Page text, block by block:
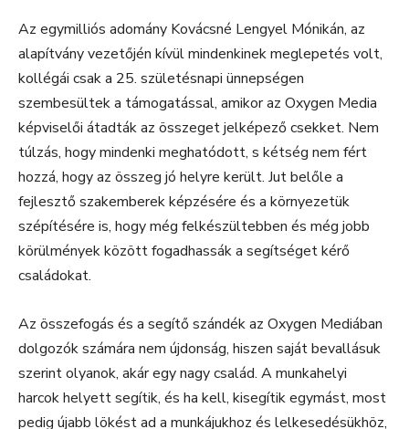
Az egymilliós adomány Kovácsné Lengyel Mónikán, az
alapítvány vezetőjén kívül mindenkinek meglepetés volt,
kollégái csak a 25. születésnapi ünnepségen
szembesültek a támogatással, amikor az Oxygen Media
képviselői átadták az összeget jelképező csekket. Nem
túlzás, hogy mindenki meghatódott, s kétség nem fért
hozzá, hogy az összeg jó helyre került. Jut belőle a
fejlesztő szakemberek képzésére és a környezetük
szépítésére is, hogy még felkészültebben és még jobb
körülmények között fogadhassák a segítséget kérő
családokat.
Az összefogás és a segítő szándék az Oxygen Mediában
dolgozók számára nem újdonság, hiszen saját bevallásuk
szerint olyanok, akár egy nagy család. A munkahelyi
harcok helyett segítik, és ha kell, kisegítik egymást, most
pedig újabb lökést ad a munkájukhoz és lelkesedésükhöz,